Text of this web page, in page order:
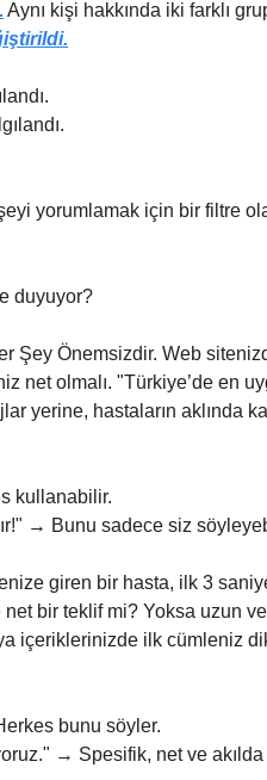
Aynı kişi hakkında iki farklı
yorumlamak için bir filtre
duyuyor?
Şey Önemsizdir. Web
net olmalı. "Türkiye’de en
yerine, hastaların aklında
kullanabilir.
→ Bunu sadece siz
giren bir hasta, ilk 3
bir teklif mi? Yoksa uzun
içeriklerinizde ilk cümleniz
bunu söyler.
→ Spesifik, net ve akılda